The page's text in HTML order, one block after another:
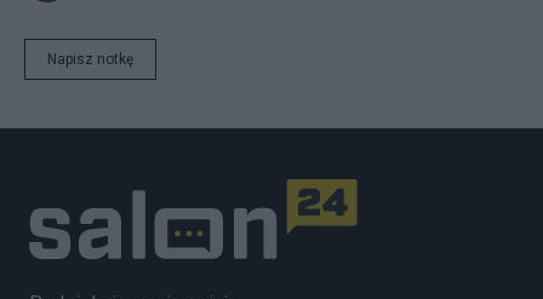
Napisz notkę